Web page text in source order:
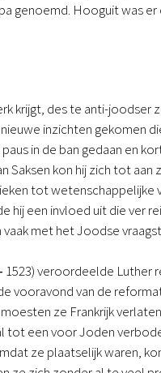
genoemd. Hooguit was
krijgt, des te anti-joodser
inzichten gekomen
in de ban gedaan en
Saksen kon hij zich tot
tot wetenschappelijke
een invloed uit die ver
met het Joodse
veroordeelde
vooravond van de
ze Frankrijk
een voor Joden
ze plaatselijk waren,